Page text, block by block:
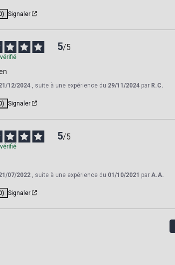
Signaler
5/5
12/2024 , suite à une expérience du 29/11/2024 par R.C.
Signaler
5/5
07/2022 , suite à une expérience du 01/10/2021 par A.A.
Signaler